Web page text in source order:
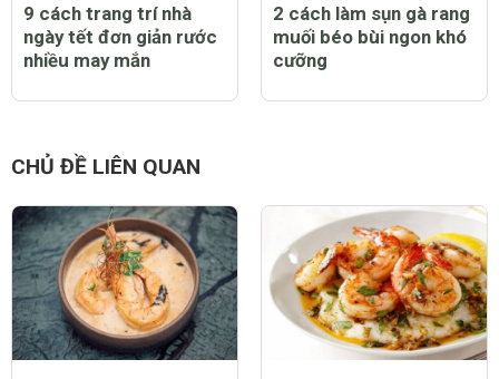
9 cách trang trí nhà
ngày tết đơn giản rước
nhiều may mắn
2 cách làm sụn gà rang
muối béo bùi ngon khó
cưỡng
CHỦ ĐỀ LIÊN QUAN